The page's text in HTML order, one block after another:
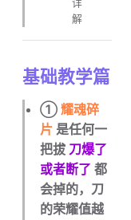
详
解
基础教学篇
①耀魂碎
片 是任何一
把拔 刀爆了
或者断了 都
会掉的，刀
的荣耀值越